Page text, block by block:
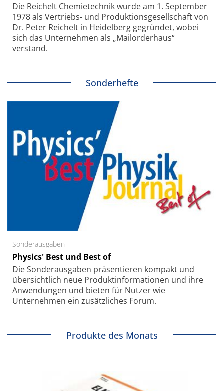
Die Reichelt Chemietechnik wurde am 1. September
1978 als Vertriebs- und Produktionsgesellschaft von
Dr. Peter Reichelt in Heidelberg gegründet, wobei
sich das Unternehmen als „Mailorderhaus“
verstand.
Sonderhefte
Sonderausgaben
Physics' Best und Best of
Die Sonder­ausgaben präsentieren kompakt und
übersichtlich neue Produkt­informationen und ihre
Anwendungen und bieten für Nutzer wie
Unternehmen ein zusätzliches Forum.
Produkte des Monats